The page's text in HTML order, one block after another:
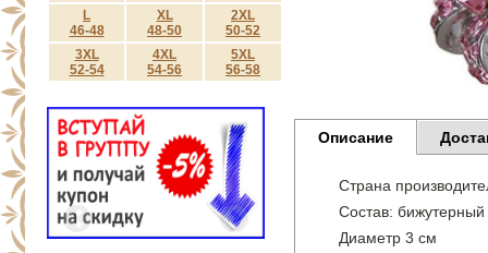
L
46-48
XL
48-50
2XL
50-52
3XL
52-54
4XL
54-56
5XL
56-58
Описание
Страна
Состав: бижутерный
Диаметр 3 см